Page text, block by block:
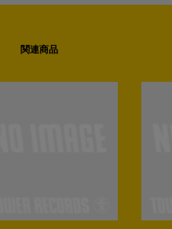
関連商品